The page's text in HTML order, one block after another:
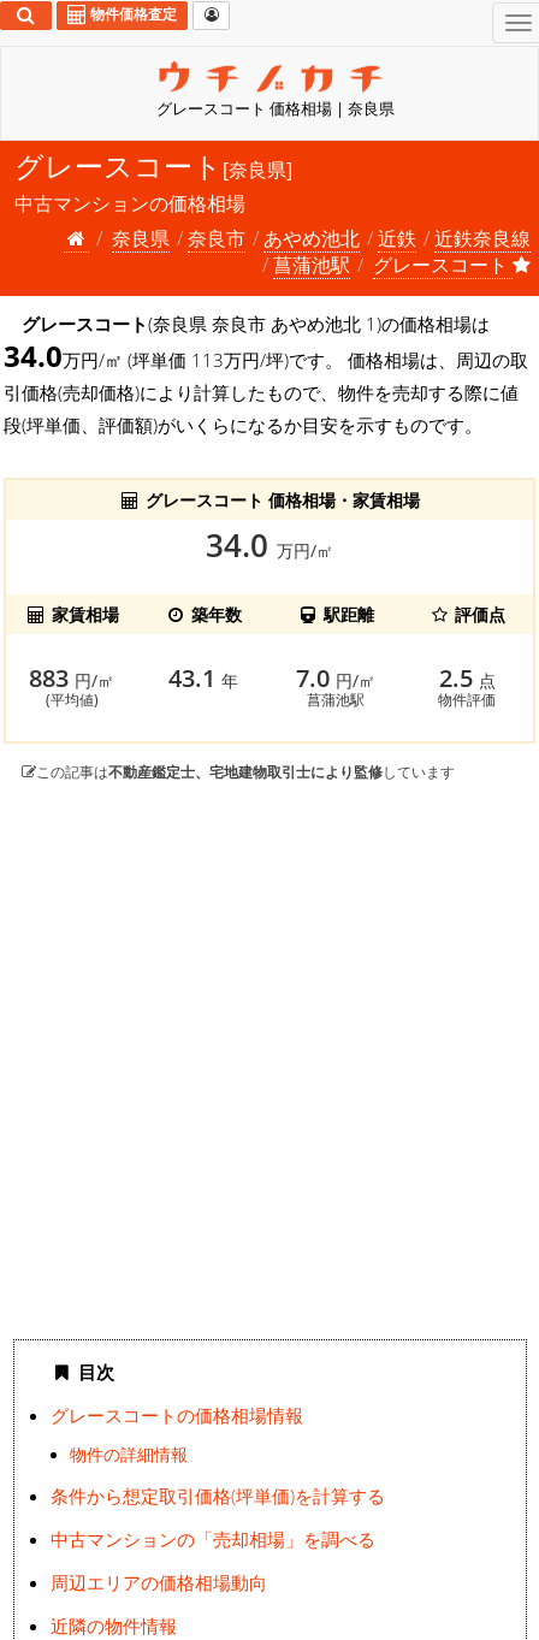
グレースコート 価格相場 | 奈良県
物件価格査定
グレースコート [奈良県]
中古マンションの価格相場
奈良県
奈良市 あやめ池北 近鉄
近鉄奈良線
菖蒲池駅
グレースコート
グレースコート(奈良県 奈良市 あやめ池北 1)の価格相場は
34.0万円/㎡ (坪単価 113万円/坪)です。 価格相場は、周辺の取
引価格(売却価格)により計算したもので、物件を売却する際に値
段(坪単価、評価額)がいくらになるか目安を示すものです。
グレースコート 価格相場・家賃相場
34.0 万円/㎡
家賃相場 築年数 駅距離 評価点
883 円/㎡
(平均値)
43.1年 7.0 円/㎡
菖蒲池駅
2.5 点
物件評価
この記事は不動産鑑定士、宅地建物取引士により監修しています
目次
グレースコートの価格相場情報
物件の詳細情報
条件から想定取引価格(坪単価)を計算する
中古マンションの「売却相場」を調べる
周辺エリアの価格相場動向
近隣の物件情報